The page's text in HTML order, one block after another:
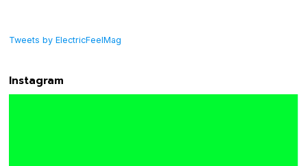
Tweets by ElectricFeelMag
Instagram